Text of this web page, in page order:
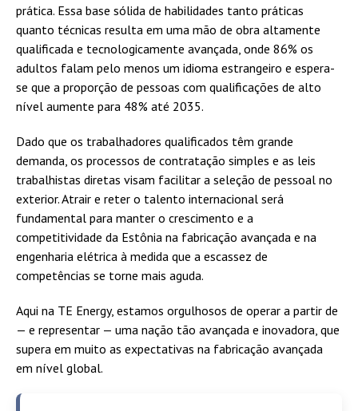
prática. Essa base sólida de habilidades tanto práticas
quanto técnicas resulta em uma mão de obra altamente
qualificada e tecnologicamente avançada, onde 86% os
adultos falam pelo menos um idioma estrangeiro e espera-
se que a proporção de pessoas com qualificações de alto
nível aumente para 48% até 2035.
Dado que os trabalhadores qualificados têm grande
demanda, os processos de contratação simples e as leis
trabalhistas diretas visam facilitar a seleção de pessoal no
exterior. Atrair e reter o talento internacional será
fundamental para manter o crescimento e a
competitividade da Estônia na fabricação avançada e na
engenharia elétrica à medida que a escassez de
competências se torne mais aguda.
Aqui na TE Energy, estamos orgulhosos de operar a partir de
— e representar — uma nação tão avançada e inovadora, que
supera em muito as expectativas na fabricação avançada
em nível global.